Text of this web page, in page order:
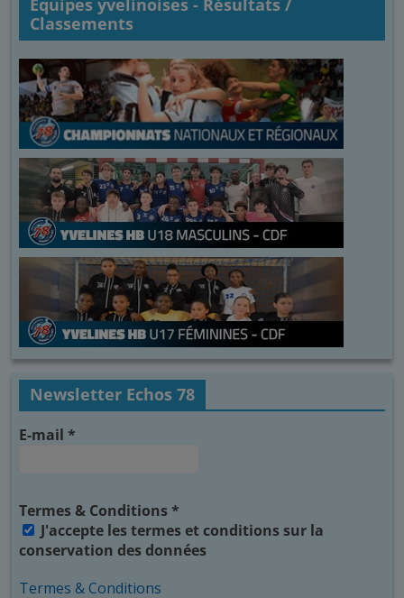
Classements
Newsletter Echos 78
E-mail*
Termes & Conditions*
J'accepte les termes et conditions sur la
conservation des données
Termes & Conditions